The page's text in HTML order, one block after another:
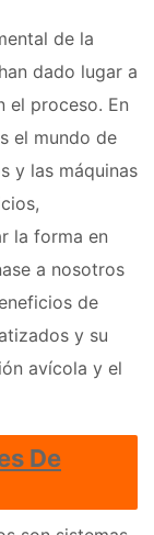
de la
dado lugar a
el proceso. En
el mundo de
y las máquinas
la forma en
a nosotros
de
y su
avícola y el
De